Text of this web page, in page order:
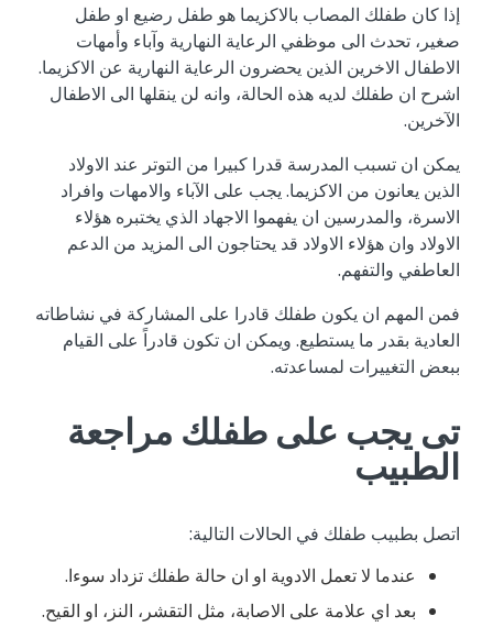
إذا كان طفلك المصاب بالاكزيما هو طفل رضيع او طفل
صغير، تحدث الى موظفي الرعاية النهارية وآباء وأمهات
الاطفال الاخرين الذين يحضرون الرعاية النهارية عن الاكزيما.
اشرح ان طفلك لديه هذه الحالة، وانه لن ينقلها الى الاطفال
الآخرين.
يمكن ان تسبب المدرسة قدرا كبيرا من التوتر عند الاولاد
الذين يعانون من الاكزيما. يجب على الآباء والامهات وافراد
الاسرة، والمدرسين ان يفهموا الاجهاد الذي يختبره هؤلاء
الاولاد وان هؤلاء الاولاد قد يحتاجون الى المزيد من الدعم
العاطفي والتفهم.
فمن المهم ان يكون طفلك قادرا على المشاركة في نشاطاته
العادية بقدر ما يستطيع. ويمكن ان تكون قادراً على القيام
ببعض التغييرات لمساعدته.
تى يجب على طفلك مراجعة
الطبيب
اتصل بطبيب طفلك في الحالات التالية:
عندما لا تعمل الادوية او ان حالة طفلك تزداد سوءا.
بعد اي علامة على الاصابة، مثل التقشر، النز، او القيح.